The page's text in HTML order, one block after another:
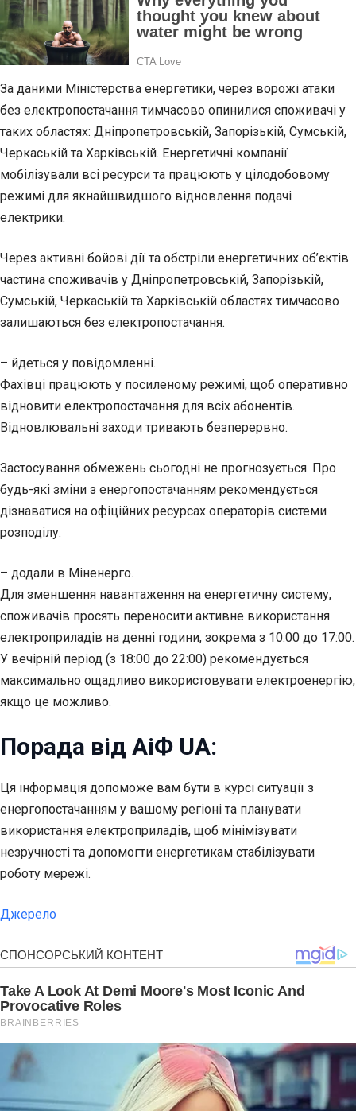
За даними Міністерства енергетики, через ворожі атаки
без електропостачання тимчасово опинилися споживачі у
таких областях: Дніпропетровській, Запорізькій, Сумській,
Черкаській та Харківській. Енергетичні компанії
мобілізували всі ресурси та працюють у цілодобовому
режимі для якнайшвидшого відновлення подачі
електрики.
Через активні бойові дії та обстріли енергетичних об’єктів
частина споживачів у Дніпропетровській, Запорізькій,
Сумській, Черкаській та Харківській областях тимчасово
залишаються без електропостачання.
– йдеться у повідомленні.
Фахівці працюють у посиленому режимі, щоб оперативно
відновити електропостачання для всіх абонентів.
Відновлювальні заходи тривають безперервно.
Застосування обмежень сьогодні не прогнозується. Про
будь-які зміни з енергопостачанням рекомендується
дізнаватися на офіційних ресурсах операторів системи
розподілу.
– додали в Міненерго.
Для зменшення навантаження на енергетичну систему,
споживачів просять переносити активне використання
електроприладів на денні години, зокрема з 10:00 до 17:00.
У вечірній період (з 18:00 до 22:00) рекомендується
максимально ощадливо використовувати електроенергію,
якщо це можливо.
Порада від АіФ UA:
Ця інформація допоможе вам бути в курсі ситуації з
енергопостачанням у вашому регіоні та планувати
використання електроприладів, щоб мінімізувати
незручності та допомогти енергетикам стабілізувати
роботу мережі.
Джерело